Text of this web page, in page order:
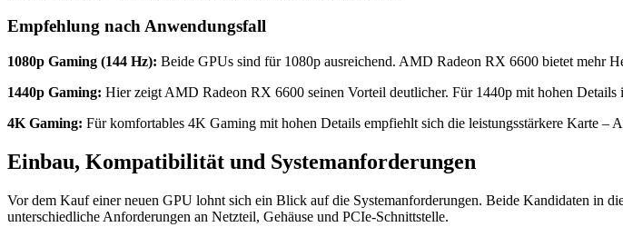
Empfehlung nach Anwendungsfall
1080p Gaming (144 Hz): Beide GPUs sind für 1080p ausreichend. AMD Radeon RX 6600 bietet mehr
1440p Gaming: Hier zeigt AMD Radeon RX 6600 seinen Vorteil deutlicher. Für 1440p mit hohen Details
4K Gaming: Für komfortables 4K Gaming mit hohen Details empfiehlt sich die leistungsstärkere Karte –
Einbau, Kompatibilität und Systemanforderungen
Vor dem Kauf einer neuen GPU lohnt sich ein Blick auf die Systemanforderungen. Beide Kandidaten in
unterschiedliche Anforderungen an Netzteil, Gehäuse und PCIe-Schnittstelle.